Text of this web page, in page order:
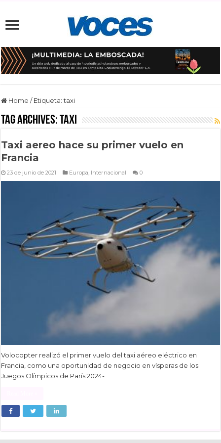
Home / Etiqueta:taxi
Tag Archives:taxi
Taxi aereo hace su primer vuelo en
Francia
23 de junio de 2021 Europa, Internacional 0
Volocopter realizó el primer vuelo del taxi aéreo eléctrico en
Francia, como una oportunidad de negocio en vísperas de los
Juegos Olímpicos de París 2024-